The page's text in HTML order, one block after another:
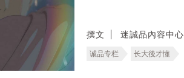
撰文 迷誠品內容中心
诚品专栏 长大後才懂